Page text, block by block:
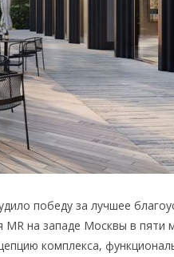
победу за лучшее
MR на западе Москвы в пяти
комплекса,